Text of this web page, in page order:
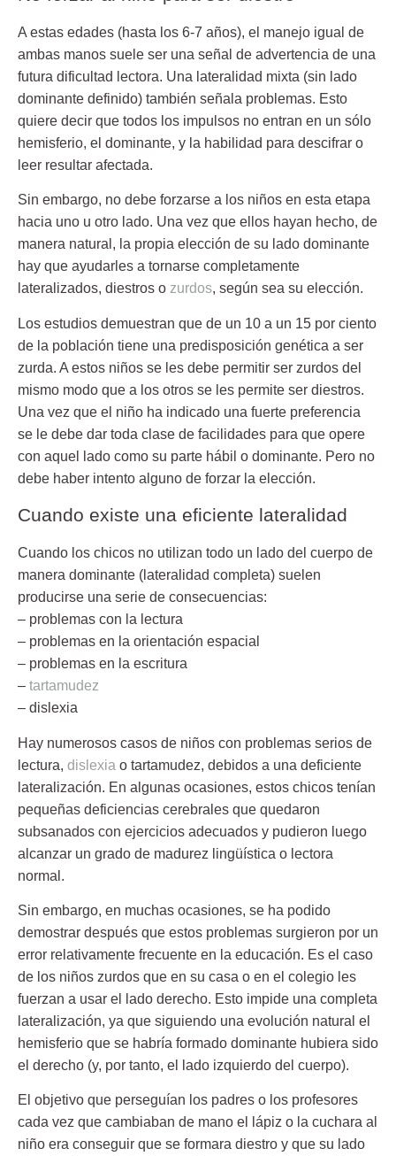
A estas edades (hasta los 6-7 años), el manejo igual de
ambas manos suele ser una señal de advertencia de una
futura dificultad lectora. Una lateralidad mixta (sin lado
dominante definido) también señala problemas. Esto
quiere decir que todos los impulsos no entran en un sólo
hemisferio, el dominante, y la habilidad para descifrar o
leer resultar afectada.
Sin embargo, no debe forzarse a los niños en esta etapa
hacia uno u otro lado. Una vez que ellos hayan hecho, de
manera natural, la propia elección de su lado dominante
hay que ayudarles a tornarse completamente
lateralizados, diestros o zurdos, según sea su elección.
Los estudios demuestran que de un 10 a un 15 por ciento
de la población tiene una predisposición genética a ser
zurda. A estos niños se les debe permitir ser zurdos del
mismo modo que a los otros se les permite ser diestros.
Una vez que el niño ha indicado una fuerte preferencia
se le debe dar toda clase de facilidades para que opere
con aquel lado como su parte hábil o dominante. Pero no
debe haber intento alguno de forzar la elección.
Cuando existe una eficiente lateralidad
Cuando los chicos no utilizan todo un lado del cuerpo de
manera dominante (lateralidad completa) suelen
producirse una serie de consecuencias:
– problemas con la lectura
– problemas en la orientación espacial
– problemas en la escritura
– tartamudez
– dislexia
Hay numerosos casos de niños con problemas serios de
lectura, dislexia o tartamudez, debidos a una deficiente
lateralización. En algunas ocasiones, estos chicos tenían
pequeñas deficiencias cerebrales que quedaron
subsanados con ejercicios adecuados y pudieron luego
alcanzar un grado de madurez lingüística o lectora
normal.
Sin embargo, en muchas ocasiones, se ha podido
demostrar después que estos problemas surgieron por un
error relativamente frecuente en la educación. Es el caso
de los niños zurdos que en su casa o en el colegio les
fuerzan a usar el lado derecho. Esto impide una completa
lateralización, ya que siguiendo una evolución natural el
hemisferio que se habría formado dominante hubiera sido
el derecho (y, por tanto, el lado izquierdo del cuerpo).
El objetivo que perseguían los padres o los profesores
cada vez que cambiaban de mano el lápiz o la cuchara al
niño era conseguir que se formara diestro y que su lado